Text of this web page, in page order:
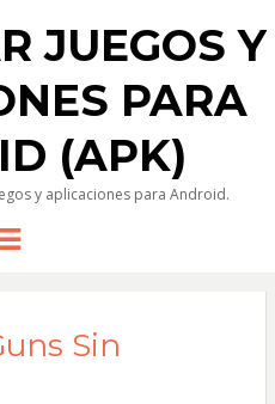
JUEGOS Y
PARA
(APK)
y aplicaciones para Android.
Menu
Sin